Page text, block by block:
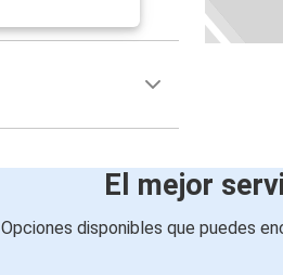
El mejor
Opciones disponibles que puedes